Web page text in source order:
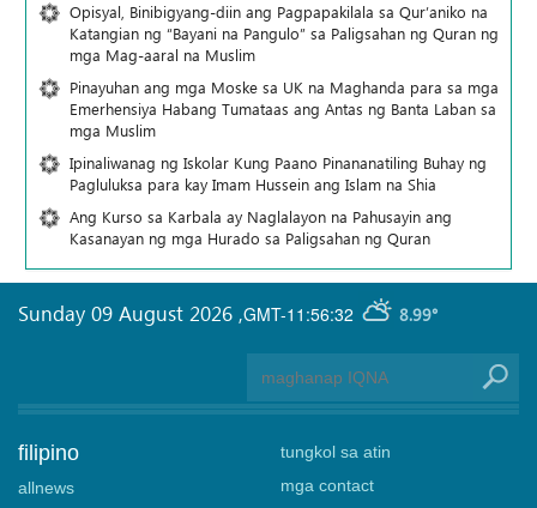
Opisyal, Binibigyang-diin ang Pagpapakilala sa Qur’aniko na
Katangian ng “Bayani na Pangulo” sa Paligsahan ng Quran ng
mga Mag-aaral na Muslim
Pinayuhan ang mga Moske sa UK na Maghanda para sa mga
Emerhensiya Habang Tumataas ang Antas ng Banta Laban sa
mga Muslim
Ipinaliwanag ng Iskolar Kung Paano Pinananatiling Buhay ng
Pagluluksa para kay Imam Hussein ang Islam na Shia
Ang Kurso sa Karbala ay Naglalayon na Pahusayin ang
Kasanayan ng mga Hurado sa Paligsahan ng Quran
GMT-11:56:32 8.99°
Sunday 09 August 2026 ,
filipino
allnews
tungkol sa atin
mga contact